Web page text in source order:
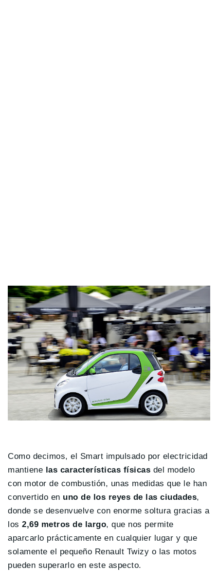
Como decimos, el Smart impulsado por electricidad
mantiene las características físicas del modelo
con motor de combustión, unas medidas que le han
convertido en uno de los reyes de las ciudades,
donde se desenvuelve con enorme soltura gracias a
los2,69 metros de largo, que nos permite
aparcarlo prácticamente en cualquier lugar y que
solamente el pequeño Renault Twizy o las motos
pueden superarlo en este aspecto.